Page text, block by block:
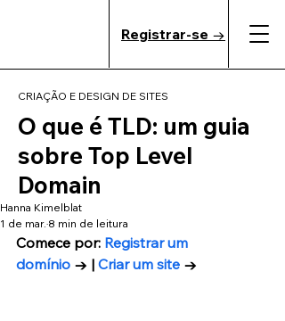
Registrar-se →
CRIAÇÃO E DESIGN DE SITES
O que é TLD: um guia
sobre Top Level
Domain
Hanna Kimelblat
1 de mar. 8 min de leitura
Comece por: Registrar um
domínio → | Criar um site →